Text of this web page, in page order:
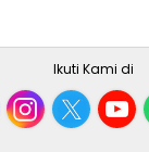
Ikuti Kami di